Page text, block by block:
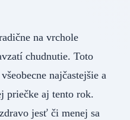
na vrchole
chudnutie. Toto
najčastejšie a
priečke aj tento rok.
jesť či menej sa